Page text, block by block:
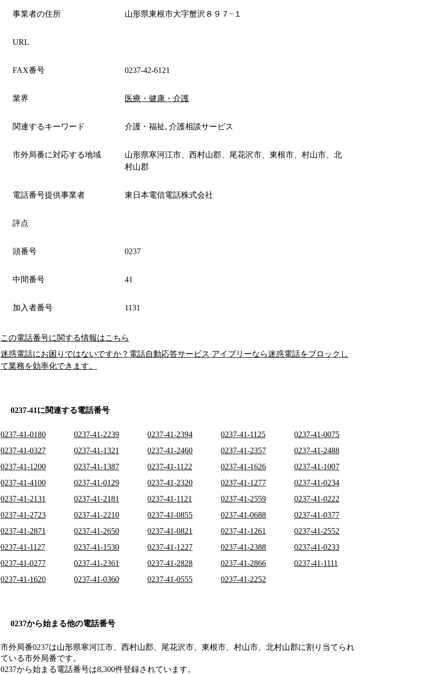
事業者の住所 山形県東根市大字蟹沢８９７−１
URL
FAX番号 0237-42-6121
業界 医療・健康・介護
関連するキーワード 介護・福祉, 介護相談サービス
市外局番に対応する地域
山形県寒河江市、西村山郡、尾花沢市、東根市、村山市、北
村山郡
電話番号提供事業者 東日本電信電話株式会社
評点
頭番号 0237
中間番号 41
加入者番号 1131
この電話番号に関する情報はこちら
迷惑電話にお困りではないですか？電話自動応答サービス アイブリーなら迷惑電話をブロックし
て業務を効率化できます。
0237-41に関連する電話番号
0237-41-0180 0237-41-2239 0237-41-2394 0237-41-1125
0237-41-0075
0237-41-0327
0237-41-1321 0237-41-2460 0237-41-2357
0237-41-2488
0237-41-1200
0237-41-1387 0237-41-1122 0237-41-1626
0237-41-1007
0237-41-4100
0237-41-0129 0237-41-2320 0237-41-1277
0237-41-0234
0237-41-2131
0237-41-2181 0237-41-1121 0237-41-2559
0237-41-0222
0237-41-2723
0237-41-2210 0237-41-0855 0237-41-0688
0237-41-0377
0237-41-2871
0237-41-2650 0237-41-0821 0237-41-1261
0237-41-2552
0237-41-1127
0237-41-1530 0237-41-1227 0237-41-2388
0237-41-0233
0237-41-0277
0237-41-2361 0237-41-2828 0237-41-2866
0237-41-1111
0237-41-1620
0237-41-0360 0237-41-0555 0237-41-2252
0237から始まる他の電話番号
市外局番0237は山形県寒河江市、西村山郡、尾花沢市、東根市、村山市、北村山郡に割り当てられ
ている市外局番です。
0237から始まる電話番号は8,300件登録されています。